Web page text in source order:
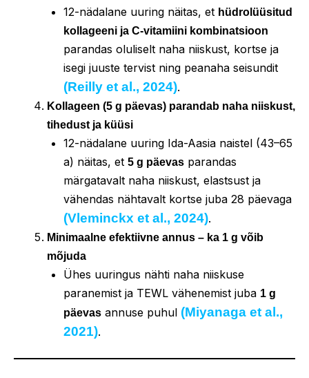
12-nädalane uuring näitas, et hüdrolüüsitud
kollageeni ja C-vitamiini kombinatsioon
parandas oluliselt naha niiskust, kortse ja
isegi juuste tervist ning peanaha seisundit
(Reilly et al., 2024).
Kollageen (5 g päevas) parandab naha niiskust,
tihedust ja küüsi
12-nädalane uuring Ida-Aasia naistel (43–65
a) näitas, et 5 g päevas parandas
märgatavalt naha niiskust, elastsust ja
vähendas nähtavalt kortse juba 28 päevaga
(Vleminckx et al., 2024).
Minimaalne efektiivne annus – ka 1 g võib
mõjuda
Ühes uuringus nähti naha niiskuse
paranemist ja TEWL vähenemist juba 1 g
päevas annuse puhul (Miyanaga et al.,
2021).